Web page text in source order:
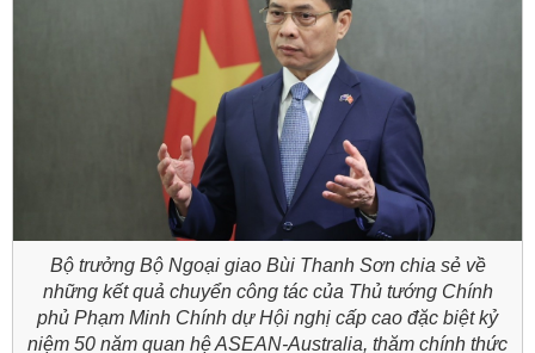
Bộ trưởng Bộ Ngoại giao Bùi Thanh Sơn chia sẻ về
những kết quả chuyển công tác của Thủ tướng Chính
phủ Phạm Minh Chính dự Hội nghị cấp cao đặc biệt kỷ
niệm 50 năm quan hệ ASEAN-Australia, thăm chính thức